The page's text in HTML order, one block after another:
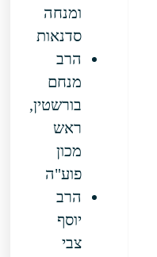
ומנחה
סדנאות
הרב
מנחם
בורשטין,
ראש
מכון
פוע"ה
הרב
יוסף